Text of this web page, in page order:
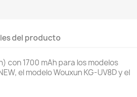
del producto
con 1700 mAh para los modelos
el modelo Wouxun KG-UV8D y el